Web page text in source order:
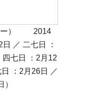
ルー） 2014
／ 二七日 ：
七日 ：2月12
：2月26日 ／